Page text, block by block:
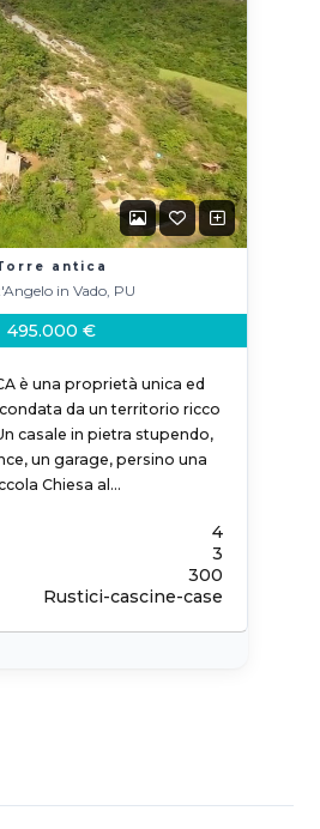
antica
in Vado, PU
495.000 €
è una proprietà unica ed
da un territorio ricco
casale in pietra stupendo,
un garage, persino una
Chiesa al…
4
3
300
Rustici-cascine-case